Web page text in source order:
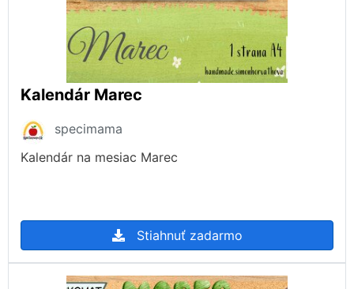
Kalendár Marec
specimama
Kalendár na mesiac Marec
Stiahnuť zadarmo